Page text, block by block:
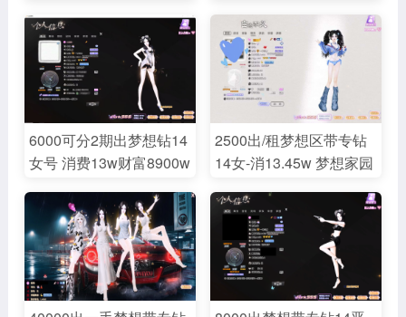
冽凝目后来80精灵风旅纯
白马力早春猫咪龙隐斑斓
等23页脸/彩虹牡丹黑夜
银杏红野瞳/美妆美体全/
豹纹女郎浴巾芳香风华精
灵彩虹天鹅等15+老限时
套/黑白羽毛上下/婚纱纱
情/牡丹血色罩/白纱抹胸/
木耳外搭/银杏短裤/婚纱
浅沙/水晶鞋/白框/豹纹耳
朵/白烟/飞唇/星灵垂梦/白
腿套/恋爱发烧/红黑堆袜/
钻石环绕/熊猫马甲/豹纹
耳坠/永结同心羽翼沙
7页脸/叛逆优等5页瞳/煞
白古铜美拉德棕冷灰米皮
黑漆漆/时之狭间魅惑子
夜魅影迷人等6页眼影/白
抹茶唇星河璀璨剪爱等5
页唇彩/蛇蔓纹身腹肌/祈
愿头/向阳花开/西部牛仔
帽/灵动细语/双面伯爵礼
帽/恋爱发烧面饰/骷髅焰
火/血色印记/白烟/膝盖伤/
光源脚链/马力全开炫界
逐岚坐骑/皇帝的新装雅
痞情有独钟婚纱の白装
等/史努比外搭/黑白红腿
期恶魔大衣柜老限时极品
女号花期仲夏彼岸全身戒
指吉普车樱花烟花心雨风
华冬梅盛夏碧水海天夏日
浅粉清纯精灵龙凤银杏牡
丹校园喵得假期浪漫爱丽
丝钻石岚音老限时套豹纹
罩豹纹短裤凹凸曼上衣短
裤婚纱牡丹羽毛烈焰龙凤
上衣新黑昵称黑名片黑夜
名片黑底板黑舞台黑证白
框920与子戒指秀丽六耳
王弥猫咪摇滚红月瑶炽爱
仙姿玉色芭龄童真宠物隔
世美人淡绿/黑瞳/煞白米
皮/桃色眼影/白粉唇/外搭
4页/套装121页/幻彩泡泡/
无畏新意/动作戒9页/全景
名片5页极致臻银/动作名
片2页金骑星纱百变自我
夕阳余晖甜莓琉钻嚣浪宣
言昏暗格调信号反射暗影
狂潮虚茧缚光吸引名片/
底板3个金芒闪耀/清露碧
荷特效/大厅背景3个/纯黑
昵称/金证，50/周180/
6000可分2期出梦想钻14
女号 消费13w财富8900w
黑名片/920恶魔/秀丽凝目
温御王弥风旅后来宠物粉
撒娇隔世精灵等21页脸
型/彩瞳黑瞳等/无限黄昏
隐秘空间/缠绵热烈镜头
2500出/租梦想区带专钻
14女-消13.45w 梦想家园
女-消13.75w财7112w-玫
瑰魂牵2全身戒/黑昵称白
名片920契阔/柠檬烟火醒
狮粉昵底板/校园春雨黑
天鹅婚纱等套-六耳眷恋